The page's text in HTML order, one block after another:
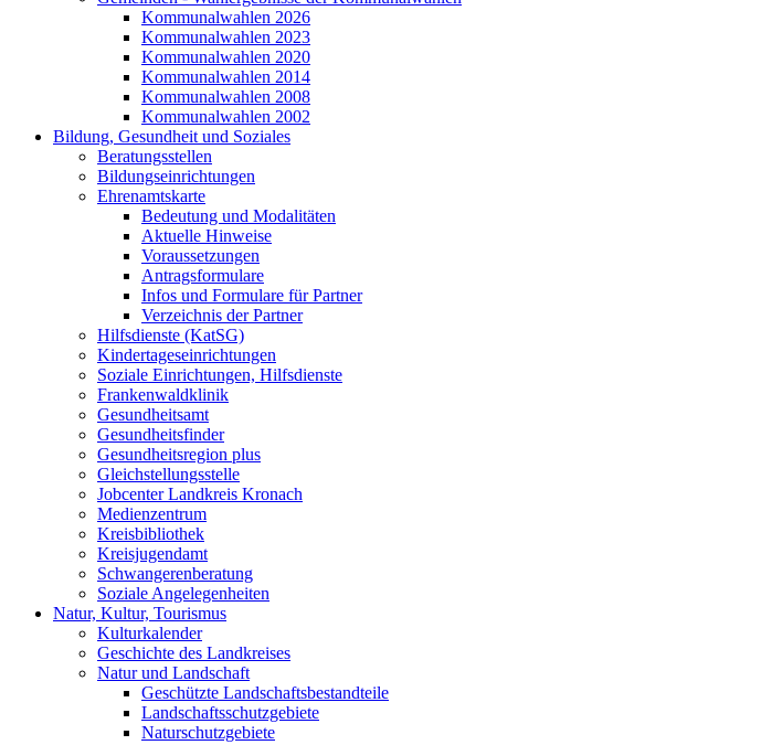
Kommunalwahlen 2026
Kommunalwahlen 2023
Kommunalwahlen 2020
Kommunalwahlen 2014
Kommunalwahlen 2008
Kommunalwahlen 2002
Bildung, Gesundheit und Soziales
Beratungsstellen
Bildungseinrichtungen
Ehrenamtskarte
Bedeutung und Modalitäten
Aktuelle Hinweise
Voraussetzungen
Antragsformulare
Infos und Formulare für Partner
Verzeichnis der Partner
Hilfsdienste (KatSG)
Kindertageseinrichtungen
Soziale Einrichtungen, Hilfsdienste
Frankenwaldklinik
Gesundheitsamt
Gesundheitsfinder
Gesundheitsregion plus
Gleichstellungsstelle
Jobcenter Landkreis Kronach
Medienzentrum
Kreisbibliothek
Kreisjugendamt
Schwangerenberatung
Soziale Angelegenheiten
Natur, Kultur, Tourismus
Kulturkalender
Geschichte des Landkreises
Natur und Landschaft
Geschützte Landschaftsbestandteile
Landschaftsschutzgebiete
Naturschutzgebiete